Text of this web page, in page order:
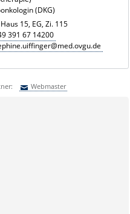
(DKG)
15, EG, Zi. 115
391 67 14200
Webmaster